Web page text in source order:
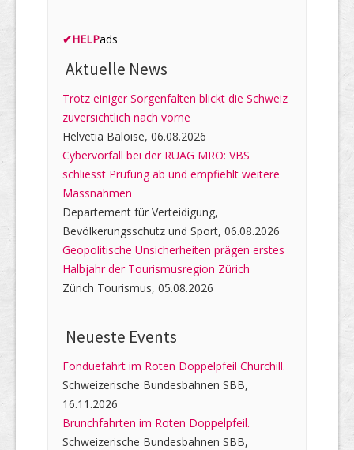
✔HELPads
Aktuelle News
Trotz einiger Sorgenfalten blickt die Schweiz
zuversichtlich nach vorne
Helvetia Baloise, 06.08.2026
Cybervorfall bei der RUAG MRO: VBS
schliesst Prüfung ab und empfiehlt weitere
Massnahmen
Departement für Verteidigung,
Bevölkerungsschutz und Sport, 06.08.2026
Geopolitische Unsicherheiten prägen erstes
Halbjahr der Tourismusregion Zürich
Zürich Tourismus, 05.08.2026
Neueste Events
Fonduefahrt im Roten Doppelpfeil Churchill.
Schweizerische Bundesbahnen SBB,
16.11.2026
Brunchfahrten im Roten Doppelpfeil.
Schweizerische Bundesbahnen SBB,